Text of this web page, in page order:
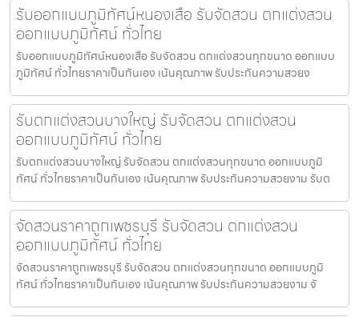
รับออกแบบภูมิทัศน์หนองเสือ รับจัดสวน ตกแต่งสวน
ออกแบบภูมิทัศน์ ทั่วไทย
รับออกแบบภูมิทัศน์หนองเสือ รับจัดสวน ตกแต่งสวนทุกขนาด ออกแบบ
ภูมิทัศน์ ทั่วไทยราคาเป็นกันเอง เน้นคุณภาพ รับประกันความสวยง
รับตกแต่งสวนบางใหญ่ รับจัดสวน ตกแต่งสวน
ออกแบบภูมิทัศน์ ทั่วไทย
รับตกแต่งสวนบางใหญ่ รับจัดสวน ตกแต่งสวนทุกขนาด ออกแบบภูมิ
ทัศน์ ทั่วไทยราคาเป็นกันเอง เน้นคุณภาพ รับประกันความสวยงาม รับต
จัดสวนราคาถูกเพชรบุรี รับจัดสวน ตกแต่งสวน
ออกแบบภูมิทัศน์ ทั่วไทย
จัดสวนราคาถูกเพชรบุรี รับจัดสวน ตกแต่งสวนทุกขนาด ออกแบบภูมิ
ทัศน์ ทั่วไทยราคาเป็นกันเอง เน้นคุณภาพ รับประกันความสวยงาม จั